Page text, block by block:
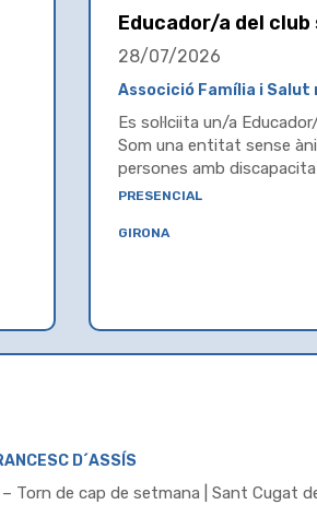
Educador/a del
28/07/2026
Associció Família i Salut
Es sol·lciita un/a
Som una entitat sense
persones amb
presencial
girona
D´ASSÍS
Torn de cap de setmana | Sant Cugat